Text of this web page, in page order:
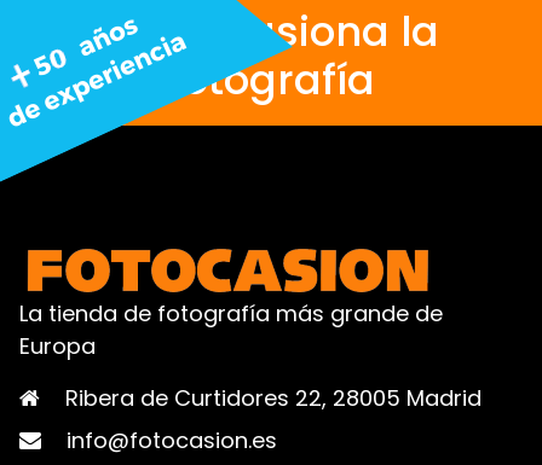
Nos apasiona la
fotografía
La tienda de fotografía más grande de
Europa
Ribera de Curtidores 22, 28005 Madrid
info@fotocasion.es